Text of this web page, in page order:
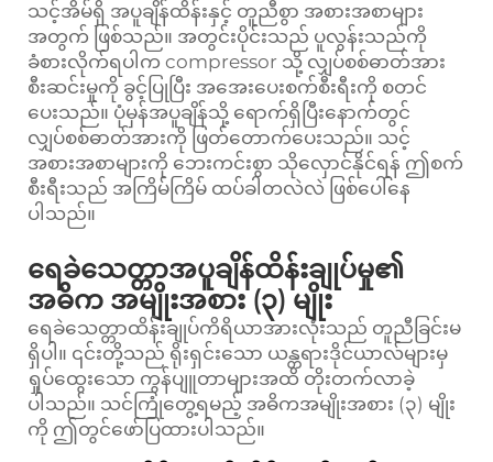
သင့်အိမ်ရှိ အပူချိန်ထိန်းနှင့် တူညီစွာ အစားအစာများ
အတွက် ဖြစ်သည်။ အတွင်းပိုင်းသည် ပူလွန်းသည်ကို
ခံစားလိုက်ရပါက compressor သို့ လျှပ်စစ်ဓာတ်အား
စီးဆင်းမှုကို ခွင့်ပြုပြီး အအေးပေးစက်စီးရီးကို စတင်
ပေးသည်။ ပုံမှန်အပူချိန်သို့ ရောက်ရှိပြီးနောက်တွင်
လျှပ်စစ်ဓာတ်အားကို ဖြတ်တောက်ပေးသည်။ သင့်
အစားအစာများကို ဘေးကင်းစွာ သိုလှောင်နိုင်ရန် ဤစက်
စီးရီးသည် အကြိမ်ကြိမ် ထပ်ခါတလဲလဲ ဖြစ်ပေါ်နေ
ပါသည်။
ရေခဲသေတ္တာအပူချိန်ထိန်းချုပ်မှု၏
အဓိက အမျိုးအစား (၃) မျိုး
ရေခဲသေတ္တာထိန်းချုပ်ကိရိယာအားလုံးသည် တူညီခြင်းမ
ရှိပါ။ ၎င်းတို့သည် ရိုးရှင်းသော ယန္တရားဒိုင်ယာလ်များမှ
ရှုပ်ထွေးသော ကွန်ပျူတာများအထိ တိုးတက်လာခဲ့
ပါသည်။ သင်ကြုံတွေ့ရမည့် အဓိကအမျိုးအစား (၃) မျိုး
ကို ဤတွင်ဖော်ပြထားပါသည်။